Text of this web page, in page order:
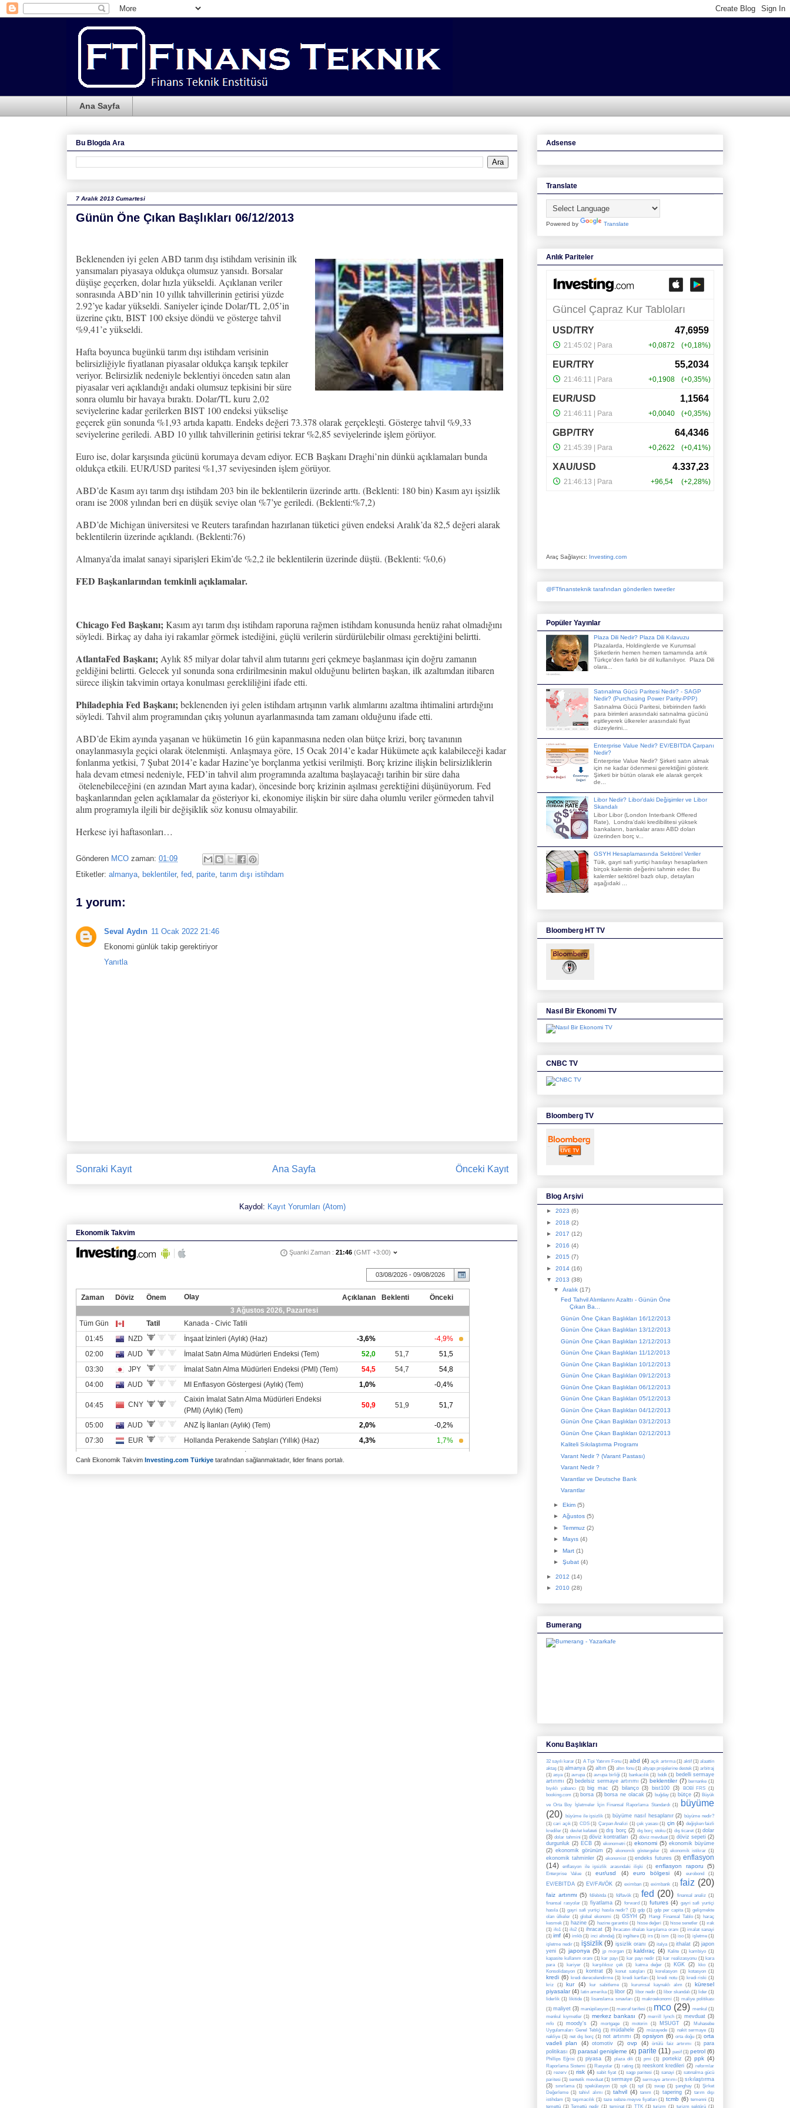
Ana Sayfa
Bu Blogda Ara
7 Aralık 2013 Cumartesi
Günün Öne Çıkan Başlıkları 06/12/2013
Beklenenden iyi gelen ABD tarım dışı istihdam verisinin ilk
yansımaları piyasaya oldukça olumsuz yansıdı. Borsalar
düşüşe geçerken, dolar hızla yükseldi. Açıklanan veriler
sonrasında ABD’nin 10 yıllık tahvillerinin getirisi yüzde
2.92’ye kadar yükseldi. Saniyeler içinde Dolar/TL 2,05’in
üzerine çıktı, BIST 100 eksiye döndü ve gösterge tahvil
%9,41’e yükseldi.
Hafta boyunca bugünkü tarım dışı istihdam verisinin
belirsizliğiyle fiyatlanan piyasalar oldukça karışık tepkiler
veriyor. Belirsizlik nedeniyle beklentiyi önceden satın alan
piyasalar veri açıklandığı andaki olumsuz tepkisini bir süre
sonra olumlu bir havaya bıraktı. Dolar/TL kuru 2,02
seviyelerine kadar gerilerken BIST 100 endeksi yükselişe
geçerek gün sonunda %1,93 artıda kapattı. Endeks değeri 73.378 olarak gerçekleşti. Gösterge tahvil %9,33
seviyelerine geriledi. ABD 10 yıllık tahvillerinin getirisi tekrar %2,85 seviyelerinde işlem görüyor.
Euro ise, dolar karşısında gücünü korumaya devam ediyor. ECB Başkanı Draghi’nin dünkü açıklamaları bunda
oldukça etkili. EUR/USD paritesi %1,37 seviyesinden işlem görüyor.
ABD’de Kasım ayı tarım dışı istihdam 203 bin ile beklentilerin üzerinde arttı. (Beklenti: 180 bin) Kasım ayı işsizlik
oranı ise 2008 yılından beri en düşük seviye olan %7’ye geriledi. (Beklenti:%7,2)
ABD’de Michigan üniversitesi ve Reuters tarafından hazırlanan tüketici güven endeksi Aralık’da 82,5 değeri alarak
beklentilerin üzerinde açıklandı. (Beklenti:76)
Almanya’da imalat sanayi siparişleri Ekim’de %2,2 ile beklentilerin üzerinde düştü. (Beklenti: %0,6)
FED Başkanlarından temkinli açıklamalar.
Chicago Fed Başkanı;Kasım ayı tarım dışı istihdam raporuna rağmen istihdam konusunda henüz rahat olmadığını
söyledi. Birkaç ay daha iyi rakamlar görmek istediğini, güçlü verilerin sürdürülebilir olması gerektiğini belirtti.
AtlantaFed Başkanı; Aylık 85 milyar dolar tahvil alım tutarını geri çekmeye başlanması için doğru zamanın
geldiğini belirtti. Gelecek yıl sonunda sona erdirilmesinin makul olduğunu belirten başkan, ilk azaltımdan itibaren
sürece ilişkin takvimin ortaya konulması gerekliliğini ifade etti.
Philadephia Fed Başkanı;beklenenden iyi gelen istihdam artışının varlık alımlarını azaltma ihtimalini artırdığını
söyledi. Tahvil alım programından çıkış yolunun ayarlanmasında tam zamanı olduğunu ifade etti.
ABD’de Ekim ayında yaşanan ve hükümetin 16 gün kapanmasına neden olan bütçe krizi, borç tavanının
onaylanmasıyla geçici olarak ötelenmişti. Anlaşmaya göre, 15 Ocak 2014’e kadar Hükümete açık kalabileceği kadar
fonlanma yetkisi, 7 Şubat 2014’e kadar Hazine’ye borçlanma yetkisi verilmişti. Borç krizine ilişkin belirsizliklerin
hala devam etmesi nedeniyle, FED’in tahvil alım programında azaltıma başlayacağı tarihin bir süre daha
ötelenebileceğini (en azından Mart ayına kadar), öncesinde borç krizinin aşılması gerektiğini düşünüyorum. Fed
başkanlarından gelen açıklamalar da gösteriyor ki, ekonomiye ilişkin bir süre daha olumlu veriler görmeden tahvil
alım programıyla ilgili bir değişiklik söz konusu olmayabilir.
Herkese iyi haftasonları…
Gönderen MCO zaman: 01:09
Etiketler: almanya beklentiler, fed parite tarım dışı istihdam
1 yorum:
Seval Aydın 11 Ocak 2022 21:46
Ekonomi günlük takip gerektiriyor
Yanıtla
Sonraki Kayıt Önceki Kayıt
Ana Sayfa
Kaydol: Kayıt Yorumları (Atom)
Ekonomik Takvim
Canlı Ekonomik Takvim Investing.com Türkiye tarafından sağlanmaktadır, lider finans portalı.
Adsense
Translate
Powered by Translate
Anlık Pariteler
Araç Sağlayıcı: Investing.com
@FTfinansteknik tarafından gönderilen tweetler
Popüler Yayınlar
Plaza Dili Nedir? Plaza Dili Kılavuzu
Plazalarda, Holdinglerde ve Kurumsal
Şirketlerin hemen hemen tamamında artık
Türkçe'den farklı bir dil kullanılıyor. Plaza Dili
olara...
Satınalma Gücü Paritesi Nedir? - SAGP
Nedir? (Purchasing Power Parity-PPP)
Satınalma Gücü Paritesi, birbirinden farklı
para birimleri arasındaki satınalma gücünü
eşitleyerek ülkereler arasındaki fiyat
düzeylerini...
Enterprise Value Nedir? EV/EBITDA Çarpanı
Nedir?
Enterprise Value Nedir? Şirketi satın almak
için ne kadar ödenmesi gerektiğini gösterir.
Şirketi bir bütün olarak ele alarak gerçek
de...
Libor Nedir? Libor'daki Değişimler ve Libor
Skandalı
Libor Libor (London Interbank Offered
Rate), Londra’daki kredibilitesi yüksek
bankaların, bankalar arası ABD doları
üzerinden borç v...
GSYH Hesaplamasında Sektörel Veriler
Tüik, gayri safi yurtiçi hasılayı hesaplarken
birçok kalemin değerini tahmin eder. Bu
kalemler sektörel bazlı olup, detayları
aşağıdaki ...
Bloomberg HT TV
Nasıl Bir Ekonomi TV
CNBC TV
Bloomberg TV
Blog Arşivi
► 2023 (6)
► 2018 (2)
► 2017 (12)
► 2016 (4)
► 2015 (7)
► 2014 (16)
▼ 2013 (38)
▼ Aralık (17)
Fed Tahvil Alımlarını Azalttı - Günün Öne
Çıkan Ba...
Günün Öne Çıkan Başlıkları 16/12/2013
Günün Öne Çıkan Başlıkları 13/12/2013
Günün Öne Çıkan Başlıkları 12/12/2013
Günün Öne Çıkan Başlıkları 11/12/2013
Günün Öne Çıkan Başlıkları 10/12/2013
Günün Öne Çıkan Başlıkları 09/12/2013
Günün Öne Çıkan Başlıkları 06/12/2013
Günün Öne Çıkan Başlıkları 05/12/2013
Günün Öne Çıkan Başlıkları 04/12/2013
Günün Öne Çıkan Başlıkları 03/12/2013
Günün Öne Çıkan Başlıkları 02/12/2013
Kaliteli Sıkılaştırma Programı
Varant Nedir ? (Varant Pastası)
Varant Nedir ?
Varantlar ve Deutsche Bank
Varantlar
► Ekim (5)
► Ağustos (5)
► Temmuz (2)
► Mayıs (4)
► Mart (1)
► Şubat (4)
► 2012 (14)
► 2010 (28)
Bumerang
Konu Başlıkları
32 sayılı karar (1) A Tipi Yatırım Fonu (1) abd (4) açık artırma (1) aktif (1) alaattin
aktaş (1) almanya (2) altın (3) altın fonu (1) altyapı projelerine destek (1) arbitraj
(1) asya (1) avrupa (1) avrupa birliği (1) bankacılık (1) bddk (1) bedelli sermaye
artırımı (2) bedelsiz sermaye artırımı (2) beklentiler (7) bernanke (1)
bıyıklı yabancı (1) big mac (2) bilanço (3) bist100 (3) BOBİ FRS (1)
booking.com (1) borsa (3) borsa ne olacak (2) buğday (1) bütçe (2) Büyük
ve Orta Boy İşletmeler İçin Finansal Raporlama Standardı (1)
büyüme
(20)
büyüme ile işsizlik (1) büyüme nasıl hesaplanır (2) büyüme nedir?
(1) cari açık (1) CDS (1) Çarpan Analizi (1) çek yasası (1) çin (4) değişken faizli
krediler (1) devlet kefateti (1) dış borç (2) dış borç stoku (1) dış ticaret (1) dolar
(3) dolar tahmini (1) döviz kontratları (2) döviz mevduat (1) döviz sepeti (2)
durgunluk (2) ECB (3) ekonometri (1) ekonomi (5) ekonomik büyüme
(2) ekonomik görünüm (2) ekonomik göstergeler (1) ekonomik istikrar (1)
ekonomik tahminler (2) ekonomist (1) endeks futures (3) enflasyon
(14)
enflasyon ile işsizlik arasındaki ilişki (1) enflasyon raporu (5)
Enterprise Value (1) eur/usd (4) euro bölgesi (4) eurobond (1)
EV/EBITDA (2) EV/FAVÖK (2) eximban (1) eximbank (1) faiz (20)
faiz artırımı (5) fd/ebitda (1) fd/favök (1) fed (20) finansal analiz (1)
finansal rasyolar (1) fiyatlama (2) forward (1) futures (4) gayri safi yurtiçi
hasıla (1) gayri safi yurtiçi hasıla nedir? (1) gdp (1) gdp per capita (1) gelişmekte
olan ülkeler (1) global ekonomi (1) GSYH (2) Hangi Finansal Tablo (1)
haraç
kesmek (1) hazine (2) hazine garantisi (1) hisse değeri (1) hisse senetler (1) ırak
(1) ifo1 (1) ifo2 (1) ihracat (3) İhracatın ithalatı karşılama oranı (1) imalat sanayi
(1) imf (4) imkb (1) inci altındağ (1) ingiltere (1) irs (1) ism (1) iso (1) işletme (1)
işletme nedir (1) işsizlik (9) işsizlik oranı (2) italya (1) ithalat (2) japon
yeni (2) japonya (5) jp morgan (1) kaldıraç (4) Kalite (1) kambiyo (1)
kapasite kullanım oranı (1) kar payı (1) kar payı nedir (1) kar realizasyonu (1) kara
para (1) kariyer (1) karşılıksız çek (1) katma değer (1) KGK (2) kko (1)
Konsolidasyon (1) kontrat (3) konut satışları (1) korelasyon (1) kotasyon (1)
kredi (6) kredi derecelendirme (1) kredi kartları (1) kredi notu (1) kredi riski (1)
kriz
(1) kur (4) kur sabitleme (1) kurumsal kaynaklı alım (1)
küresel
piyasalar (4) latin amerika (1) libor (2) libor nedir (1) libor skandalı (1) lider (1)
liderlik (1) likitide (1) lisanslama sınavları (1) makroekonomi (1) maliye politikası
(1) maliyet (3) manüpilasyon (1) masraf tarifesi (1) mco (29) menkul (1)
menkul kıymetler (1) merkez bankası (7) merrill lynch (1) mevduat (3)
mfo (1) moody's (2) mortgage (1) motorin (1) MSUGT (2)
Muhasebe
Uygulamaları Genel Tebliğ (1) müdahele (2) müzayede (1) nakit sermaye (1)
nakliye (1) net dış borç (1) not artırımı (3) opsiyon (6) orta doğu (1) orta
vadeli plan
(4) otomotiv (2) ovp (4) örtülü faiz artırımı (1)
para
politikası (3) parasal genişleme (4) parite (11) pasif (1) petrol (6)
Phillips Eğrisi (1) piyasa (3) plaza dili (1) pmi (1) portekiz (2) ppk (4)
Raporlama Sistemi (1) Rasyolar (1) rating (1) reeskont kredileri (2) reformlar
(1) rezerv (1) risk (4) sabit fiyat (1) sagp paritesi (1) sanayi (1) satınalma gücü
paritesi (1) sentetik mevduat (1) sermaye (2) sermaye artırımı (1) sıkılaştırma
(3) sınırlama (1) spekülasyon (1) spk (1) spl (1) swap (1) şanghay (1) Şirket
Değerleme (1) tahivl alımı (1) tahvil (4) tanım (1) tapering (2) tarım dışı
istihdam (1) taşımacılık (1) taze sebze-meyve fiyatları (1) tcmb (6) temenni (1)
temettü (1) Temettü nedir (1) teminat (1) TTK (1) turizm (1) turizm sektörü (1)